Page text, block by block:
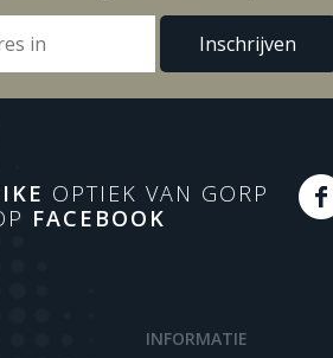
OPTIEK VAN GORP
FACEBOOK
INFORMATIE